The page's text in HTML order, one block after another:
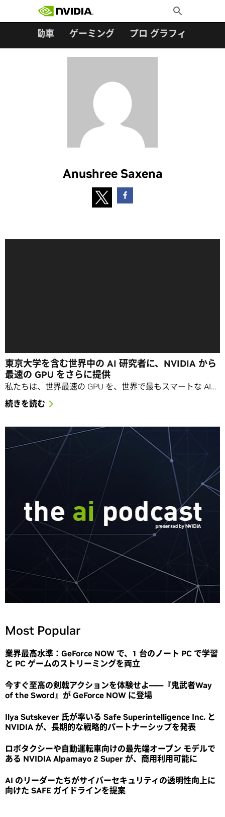
Toggle
Search
自動車 ゲーミング プロ グラフィックス
Anushree Saxena
東京大学を含む世界中の AI 研究者に、NVIDIA から
最速の GPU をさらに提供
私たちは、世界最速の GPU を、世界で最もスマートな AI…
続きを読む
Most Popular
業界最高水準：GeForce NOW で、1 台のノート PC で学習
と PC ゲームのストリーミングを両立
今すぐ至高の剣戟アクションを体験せよ――『鬼武者Way
of the Sword』が GeForce NOW に登場
Ilya Sutskever 氏が率いる Safe Superintelligence Inc. と
NVIDIA が、長期的な戦略的パートナーシップを発表
ロボタクシーや自動運転車向けの最先端オープン モデルで
ある NVIDIA Alpamayo 2 Super が、商用利用可能に
AI のリーダーたちがサイバーセキュリティの透明性向上に
向けた SAFE ガイドラインを提案